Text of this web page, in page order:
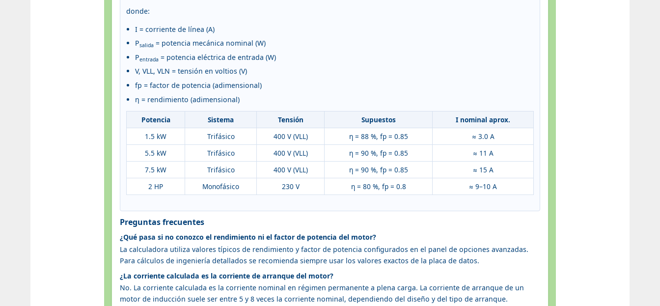
donde:
I = corriente de línea (A)
Psalida = potencia mecánica nominal (W)
Pentrada = potencia eléctrica de entrada (W)
V, VLL, VLN = tensión en voltios (V)
fp = factor de potencia (adimensional)
η = rendimiento (adimensional)
Potencia Sistema Tensión Supuestos
I nominal aprox.
1.5 kW
Trifásico 400 V (VLL) η = 88 %, fp = 0.85
≈ 3.0 A
5.5 kW
Trifásico 400 V (VLL) η = 90 %, fp = 0.85
≈ 11 A
7.5 kW
Trifásico 400 V (VLL) η = 90 %, fp = 0.85
≈ 15 A
2 HP
Monofásico 230 V η = 80 %, fp = 0.8 ≈ 9–10 A
Preguntas frecuentes
¿Qué pasa si no conozco el rendimiento ni el factor de potencia del motor?
La calculadora utiliza valores típicos de rendimiento y factor de potencia configurados en el panel de opciones avanzadas.
Para cálculos de ingeniería detallados se recomienda siempre usar los valores exactos de la placa de datos.
¿La corriente calculada es la corriente de arranque del motor?
No. La corriente calculada es la corriente nominal en régimen permanente a plena carga. La corriente de arranque de un
motor de inducción suele ser entre 5 y 8 veces la corriente nominal, dependiendo del diseño y del tipo de arranque.